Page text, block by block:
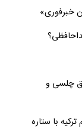
خبرفوری»
چلسی و
با ستاره